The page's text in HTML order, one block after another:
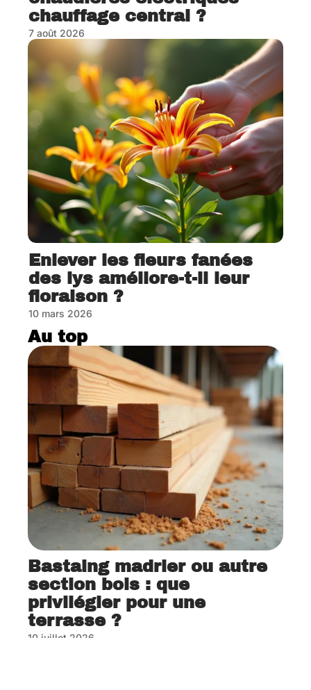
chauffage central ?
7 août 2026
Enlever les fleurs fanées
des lys améliore-t-il leur
floraison ?
10 mars 2026
Au top
Bastaing madrier ou autre
section bois : que
privilégier pour une
terrasse ?
10 juillet 2026